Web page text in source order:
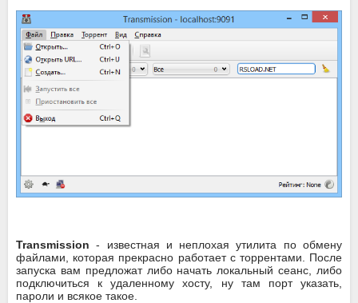
Transmission - известная и неплохая утилита по обмену
файлами, которая прекрасно работает с торрентами. После
запуска вам предложат либо начать локальный сеанс, либо
подключиться к удаленному хосту, ну там порт указать,
пароли и всякое такое.